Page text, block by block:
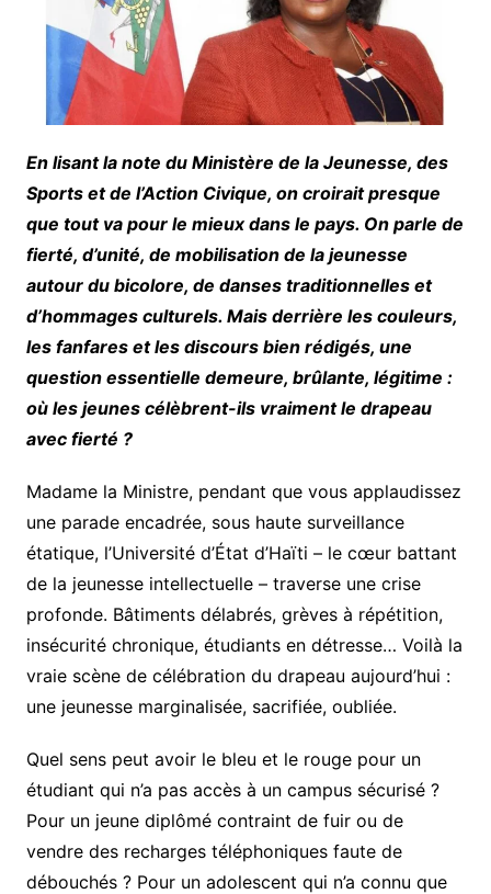
En lisant la note du Ministère de la Jeunesse, des
Sports et de l’Action Civique, on croirait presque
que tout va pour le mieux dans le pays. On parle de
fierté, d’unité, de mobilisation de la jeunesse
autour du bicolore, de danses traditionnelles et
d’hommages culturels. Mais derrière les couleurs,
les fanfares et les discours bien rédigés, une
question essentielle demeure, brûlante, légitime :
où les jeunes célèbrent-ils vraiment le drapeau
avec fierté ?
Madame la Ministre, pendant que vous applaudissez
une parade encadrée, sous haute surveillance
étatique, l’Université d’État d’Haïti – le cœur battant
de la jeunesse intellectuelle – traverse une crise
profonde. Bâtiments délabrés, grèves à répétition,
insécurité chronique, étudiants en détresse… Voilà la
vraie scène de célébration du drapeau aujourd’hui :
une jeunesse marginalisée, sacrifiée, oubliée.
Quel sens peut avoir le bleu et le rouge pour un
étudiant qui n’a pas accès à un campus sécurisé ?
Pour un jeune diplômé contraint de fuir ou de
vendre des recharges téléphoniques faute de
débouchés ? Pour un adolescent qui n’a connu que